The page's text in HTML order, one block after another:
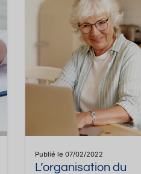
Publié le 07/02/2022
L’organisation du